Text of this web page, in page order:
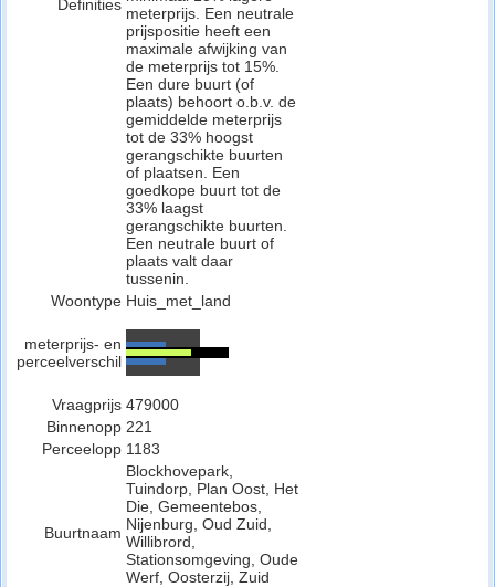
Definities meterprijs. Een neutrale
prijspositie heeft een
maximale afwijking van
de meterprijs tot 15%.
Een dure buurt (of
plaats) behoort o.b.v. de
gemiddelde meterprijs
tot de 33% hoogst
gerangschikte buurten
of plaatsen. Een
goedkope buurt tot de
33% laagst
gerangschikte buurten.
Een neutrale buurt of
plaats valt daar
tussenin.
Woontype Huis_met_land
meterprijs- en
perceelverschil
Vraagprijs 479000
Binnenopp 221
Perceelopp 1183
Buurtnaam
Blockhovepark,
Tuindorp, Plan Oost, Het
Die, Gemeentebos,
Nijenburg, Oud Zuid,
Willibrord,
Stationsomgeving, Oude
Werf, Oosterzij, Zuid